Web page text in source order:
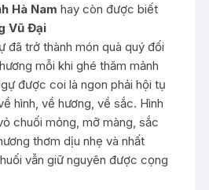
Hà Nam hay còn được biết
Vũ Đại
đã trở thành món quà quý đối
mỗi khi ghé thăm mảnh
được coi là ngon phải hội tụ
hình, về hương, về sắc. Hình
chuối mỏng, mỡ màng, sắc
thơm dịu nhẹ và nhất
vẫn giữ nguyên được cọng